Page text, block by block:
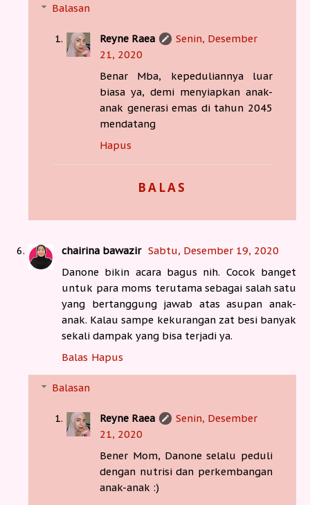
Balasan
Reyne Raea
Senin, Desember
21, 2020
Benar Mba, kepeduliannya luar
biasa ya, demi menyiapkan anak-
anak generasi emas di tahun 2045
mendatang
Hapus
BALAS
chairina bawazir Sabtu, Desember 19, 2020
Danone bikin acara bagus nih. Cocok banget
untuk para moms terutama sebagai salah satu
yang bertanggung jawab atas asupan anak-
anak. Kalau sampe kekurangan zat besi banyak
sekali dampak yang bisa terjadi ya.
Balas Hapus
Balasan
Reyne Raea
Senin, Desember
21, 2020
Bener Mom, Danone selalu peduli
dengan nutrisi dan perkembangan
anak-anak :)